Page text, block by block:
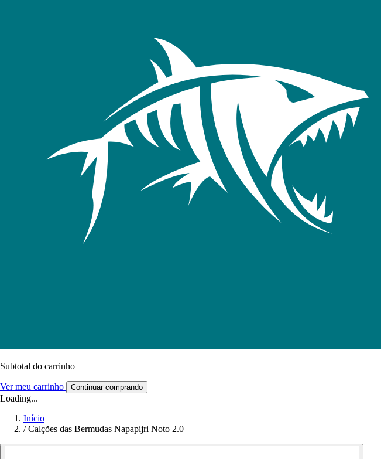
Subtotal do carrinho
Ver meu carrinho Continuar comprando
Loading...
Início
/ Calções das Bermudas Napapijri Noto 2.0